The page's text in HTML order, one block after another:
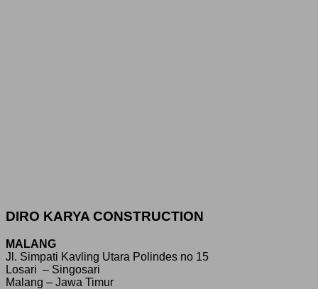
DIRO KARYA CONSTRUCTION
MALANG
Jl. Simpati Kavling Utara Polindes no 15
Losari – Singosari
Malang – Jawa Timur